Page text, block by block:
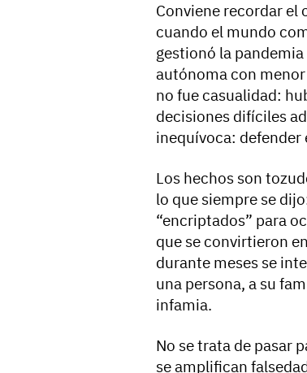
Conviene recordar el
cuando el mundo
gestionó la
autónoma con
no fue casualidad:
decisiones difíciles
inequívoca: defender
Los hechos son
lo que siempre se
“encriptados” para
que se convirtieron
durante meses se
una persona, a su
infamia.
No se trata de pasar
se amplifican